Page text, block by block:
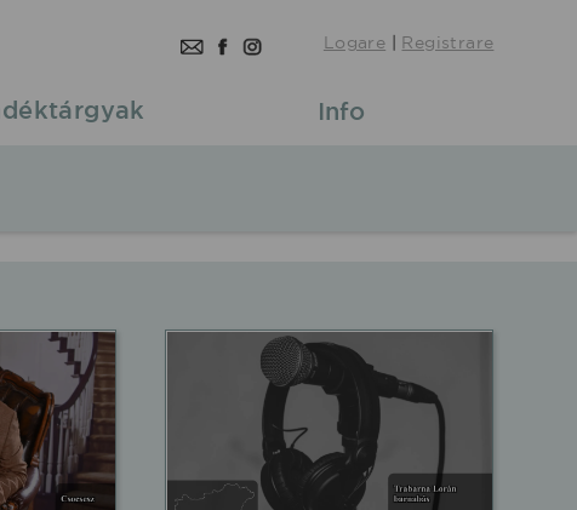
Logare | Registrare
Info